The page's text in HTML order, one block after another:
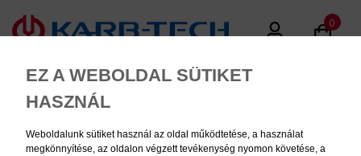
EZ A WEBOLDAL SÜTIKET
HASZNÁL
Weboldalunk sütiket használ az oldal működtetése, a használat
megkönnyítése, az oldalon végzett tevékenység nyomon követése, a
0
MENU